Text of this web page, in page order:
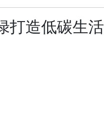
打造低碳生